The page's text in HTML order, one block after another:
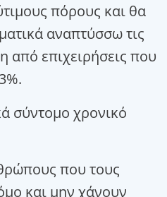
πόρους και θα
αναπτύσσω τις
από επιχειρήσεις που
σύντομο χρονικό
που τους
και μην χάνουν